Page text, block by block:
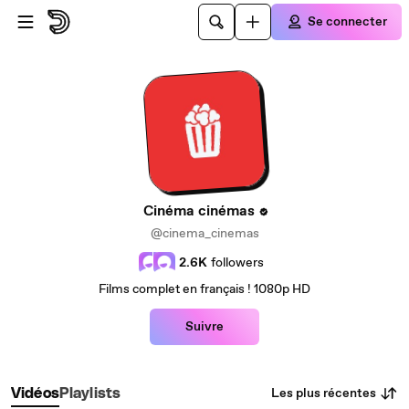
Passer au contenu principal
Se connecter
Cinéma cinémas
@cinema_cinemas
2.6K followers
Films complet en français ! 1080p HD
Suivre
VidéosPlaylists Les plus récentes